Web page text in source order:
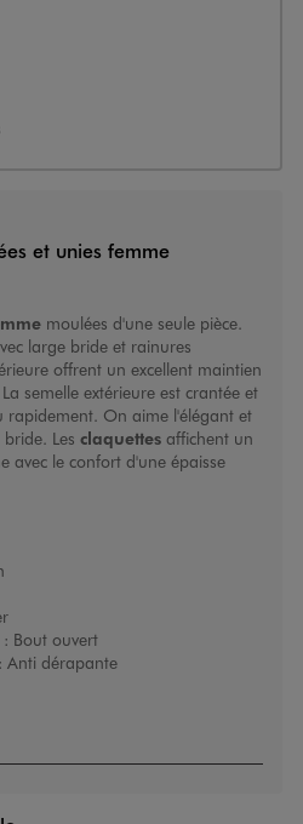
et unies femme
moulées d'une seule pièce.
large bride et rainures
offrent un excellent maintien
semelle extérieure est crantée et
rapidement. On aime l'élégant et
Les claquettes affichent un
avec le confort d'une épaisse
Bout ouvert
Anti dérapante